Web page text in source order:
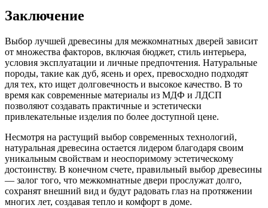
Заключение
Выбор лучшей древесины для межкомнатных дверей зависит
от множества факторов, включая бюджет, стиль интерьера,
условия эксплуатации и личные предпочтения. Натуральные
породы, такие как дуб, ясень и орех, превосходно подходят
для тех, кто ищет долговечность и высокое качество. В то
время как современные материалы из МДФ и ЛДСП
позволяют создавать практичные и эстетически
привлекательные изделия по более доступной цене.
Несмотря на растущий выбор современных технологий,
натуральная древесина остается лидером благодаря своим
уникальным свойствам и неоспоримому эстетическому
достоинству. В конечном счете, правильный выбор древесины
— залог того, что межкомнатные двери прослужат долго,
сохранят внешний вид и будут радовать глаз на протяжении
многих лет, создавая тепло и комфорт в доме.